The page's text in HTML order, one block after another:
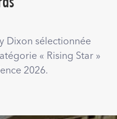
Dixon sélectionnée
« Rising Star »
2026.